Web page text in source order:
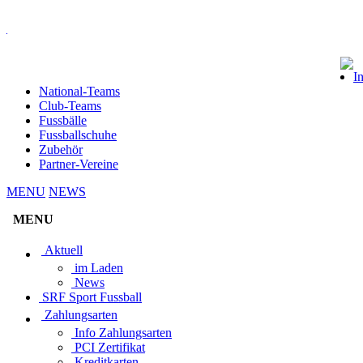
National-Teams
Club-Teams
Fussbälle
Fussballschuhe
Zubehör
Partner-Vereine
MENU NEWS
MENU
Aktuell
im Laden
News
SRF Sport Fussball
Zahlungsarten
Info Zahlungsarten
PCI Zertifikat